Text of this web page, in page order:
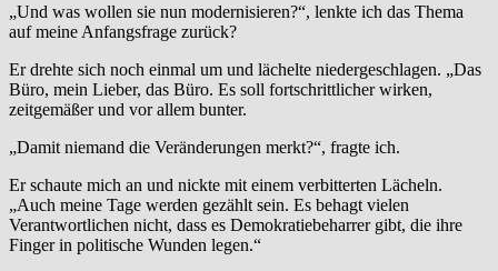
„Und was wollen sie nun modernisieren?“, lenkte ich das Thema
auf meine Anfangsfrage zurück?
Er drehte sich noch einmal um und lächelte niedergeschlagen. „Das
Büro, mein Lieber, das Büro. Es soll fortschrittlicher wirken,
zeitgemäßer und vor allem bunter.
„Damit niemand die Veränderungen merkt?“, fragte ich.
Er schaute mich an und nickte mit einem verbitterten Lächeln.
„Auch meine Tage werden gezählt sein. Es behagt vielen
Verantwortlichen nicht, dass es Demokratiebeharrer gibt, die ihre
Finger in politische Wunden legen.“